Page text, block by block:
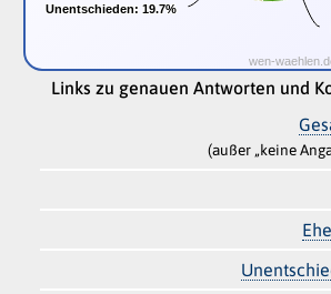
Unentschieden: 19.7%
Unentschieden: 19.7%
wen-
Links zu genauen Antworten und
(außer „keine